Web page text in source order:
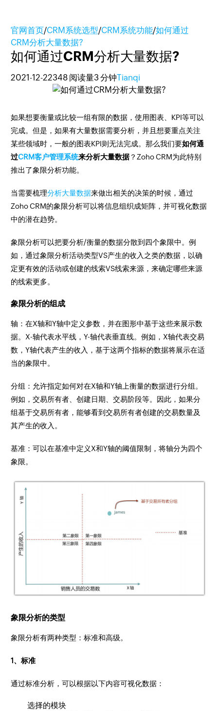
官网首页/CRM系统选型/CRM系统功能/如何通过
CRM分析大量数据?
如何通过CRM分析大量数据?
2021-12-22348 阅读量3 分钟Tianqi
如果想要衡量或比较一组有限的数据，使用图表、KPI等可以
完成。但是，如果有大量数据需要分析，并且想要重点关注
某些领域时，一般的图表KPI则无法完成。那么我们要如何通
过CRM客户管理系统来分析大量数据 ？Zoho CRM为此特别
推出了象限分析功能。
当需要梳理分析大量数据来做出相关的决策的时候，通过
Zoho CRM的象限分析可以将信息组织成矩阵，并可视化数据
中的潜在趋势。
象限分析可以把要分析/衡量的数据分散到四个象限中。例
如，通过象限分析活动类型VS产生的收入之类的数据，以确
定更有效的活动或创建的线索VS线索来源，来确定哪些来源
的线索更多。
象限分析的组成
轴：在X轴和Y轴中定义参数，并在图形中基于这些来展示数
据。X-轴代表水平线，Y-轴代表垂直线。例如，X轴代表交易
数，Y轴代表产生的收入，基于这两个指标的数据将展示在适
当的象限中。
分组：允许指定如何对在X轴和Y轴上衡量的数据进行分组。
例如，交易所有者、创建日期、交易阶段等。因此，如果分
组基于交易所有者，能够看到交易所有者创建的交易数量及
其产生的收入。
基准：可以在基准中定义X和Y轴的阈值限制，将轴分为四个
象限。
象限分析的类型
象限分析有两种类型：标准和高级。
1、标准
通过标准分析，可以根据以下内容可视化数据：
选择的模块